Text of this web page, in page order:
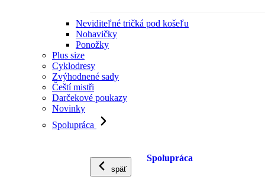
Neviditeľné tričká pod košeľu
Nohavičky
Ponožky
Plus size
Cyklodresy
Zvýhodnené sady
Čeští mistři
Darčekové poukazy
Novinky
Spolupráca
späť
Spolupráca